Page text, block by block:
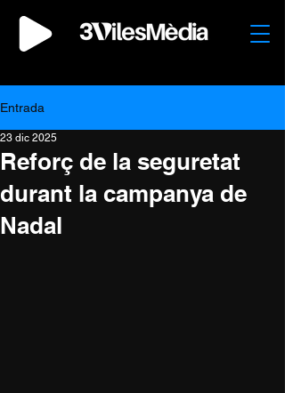
Entrada
Reforç de la seguretat
durant la campanya de
Nadal
23 dic 2025